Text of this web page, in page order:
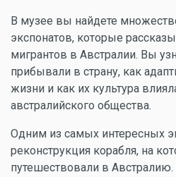
В музее вы найдете
экспонатов, которые
мигрантов в Австралии. Вы
прибывали в страну, как
жизни и как их культура
австралийского общества.
Одним из самых интересных
реконструкция корабля, на
путешествовали в